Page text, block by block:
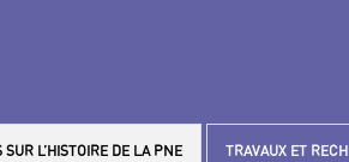
SUR L’HISTOIRE DE LA PNE TRAVAUX ET